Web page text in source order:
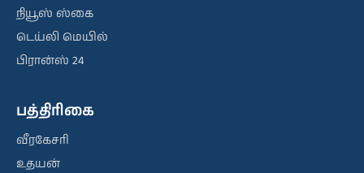
நியூஸ் ஸ்கை
டெய்லி மெயில்
பிரான்ஸ் 24
பத்திரிகை
வீரகேசரி
உதயன்